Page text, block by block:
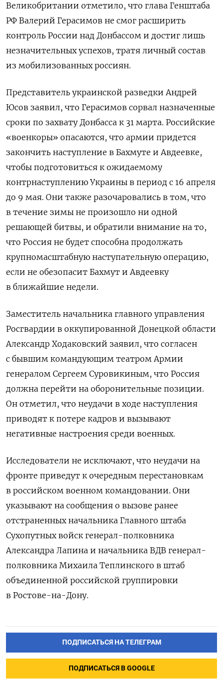
Великобритании отметило, что глава Генштаба
РФ Валерий Герасимов не смог расширить
контроль России над Донбассом и достиг лишь
незначительных успехов, тратя личный состав
из мобилизованных россиян.
Представитель украинской разведки Андрей
Юсов заявил, что Герасимов сорвал назначенные
сроки по захвату Донбасса к 31 марта. Российские
«военкоры» опасаются, что армии придется
закончить наступление в Бахмуте и Авдеевке,
чтобы подготовиться к ожидаемому
контрнаступлению Украины в период с 16 апреля
до 9 мая. Они также разочаровались в том, что
в течение зимы не произошло ни одной
решающей битвы, и обратили внимание на то,
что Россия не будет способна продолжать
крупномасштабную наступательную операцию,
если не обезопасит Бахмут и Авдеевку
в ближайшие недели.
Заместитель начальника главного управления
Росгвардии в оккупированной Донецкой области
Александр Ходаковский заявил, что согласен
с бывшим командующим театром Армии
генералом Сергеем Суровикиным, что Россия
должна перейти на оборонительные позиции.
Он отметил, что неудачи в ходе наступления
приводят к потере кадров и вызывают
негативные настроения среди военных.
Исследователи не исключают, что неудачи на
фронте приведут к очередным перестановкам
в российском военном командовании. Они
указывают на сообщения о вызове ранее
отстраненных начальника Главного штаба
Сухопутных войск генерал-полковника
Александра Лапина и начальника ВДВ генерал-
полковника Михаила Теплинского в штаб
объединенной российской группировки
в Ростове-на-Дону.
ПОДПИСАТЬСЯ НА ТЕЛЕГРАМ
ПОДПИСАТЬСЯ В GOOGLE